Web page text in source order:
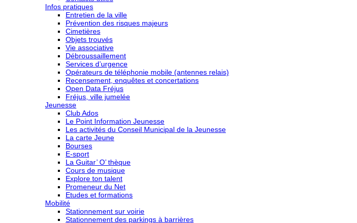
Infos pratiques
Entretien de la ville
Prévention des risques majeurs
Cimetières
Objets trouvés
Vie associative
Débroussaillement
Services d’urgence
Opérateurs de téléphonie mobile (antennes relais)
Recensement, enquêtes et concertations
Open Data Fréjus
Fréjus, ville jumelée
Jeunesse
Club Ados
Le Point Information Jeunesse
Les activités du Conseil Municipal de la Jeunesse
La carte Jeune
Bourses
E-sport
La Guitar’ O’ thèque
Cours de musique
Explore ton talent
Promeneur du Net
Etudes et formations
Mobilité
Stationnement sur voirie
Stationnement des parkings à barrières